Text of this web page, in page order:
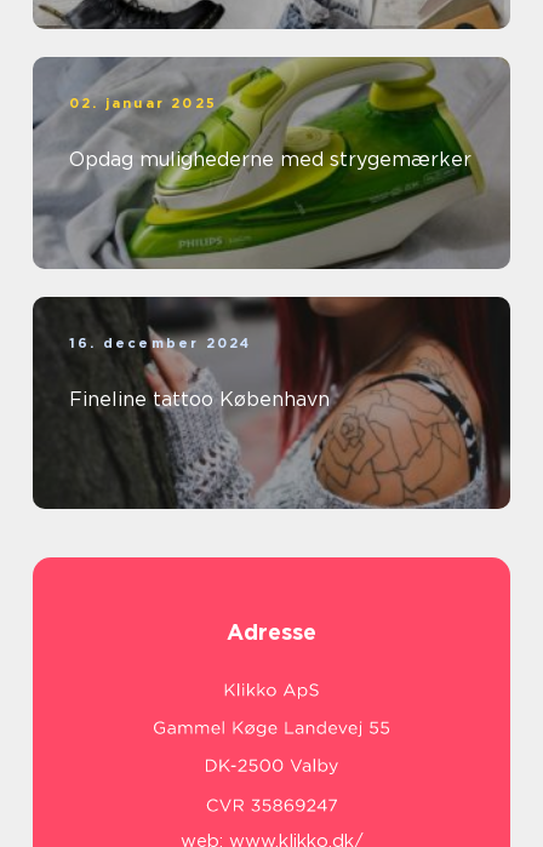
02. januar 2025
Opdag mulighederne med strygemærker
16. december 2024
Fineline tattoo København
Adresse
web: www.klikko.dk/